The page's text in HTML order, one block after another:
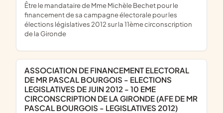
être le mandataire de Mme Michèle Bechet pour le
financement de sa campagne électorale pour les
élections législatives 2012 sur la 11ème circonscription
de la Gironde
ASSOCIATION DE FINANCEMENT ELECTORAL
DE MR PASCAL BOURGOIS - ELECTIONS
LEGISLATIVES DE JUIN 2012 - 10 EME
CIRCONSCRIPTION DE LA GIRONDE (AFE DE MR
PASCAL BOURGOIS - LEGISLATIVES 2012)